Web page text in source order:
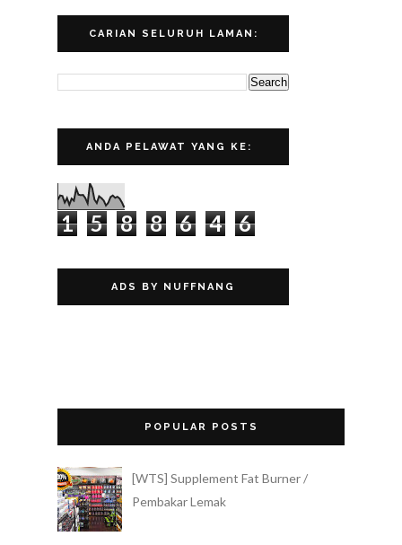
CARIAN SELURUH LAMAN:
ANDA PELAWAT YANG KE:
1 5 8 8 6 4 6
ADS BY NUFFNANG
POPULAR POSTS
[WTS] Supplement Fat Burner /
Pembakar Lemak